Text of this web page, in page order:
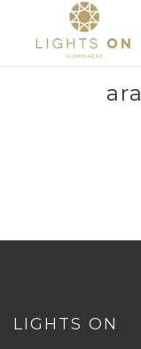
LIGHTS ON